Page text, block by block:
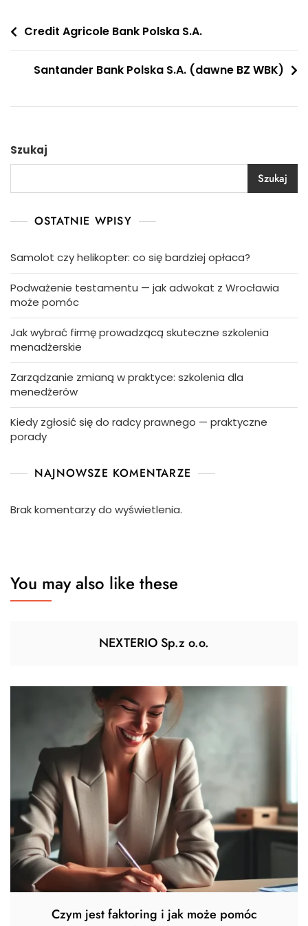
Nawigacja
Credit Agricole Bank Polska S.A.
Santander Bank Polska S.A. (dawne BZ WBK)
Szukaj
Szukaj
OSTATNIE WPISY
Samolot czy helikopter: co się bardziej opłaca?
Podważenie testamentu — jak adwokat z Wrocławia
może pomóc
Jak wybrać firmę prowadzącą skuteczne szkolenia
menadżerskie
Zarządzanie zmianą w praktyce: szkolenia dla
menedżerów
Kiedy zgłosić się do radcy prawnego — praktyczne
porady
NAJNOWSZE KOMENTARZE
Brak komentarzy do wyświetlenia.
You may also like these
NEXTERIO Sp.z o.o.
Czym jest faktoring i jak może pomóc